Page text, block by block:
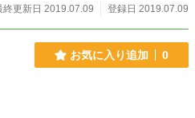
終更新日 2019.07.09
登録日 2019.07.09
お気に入り追加 0